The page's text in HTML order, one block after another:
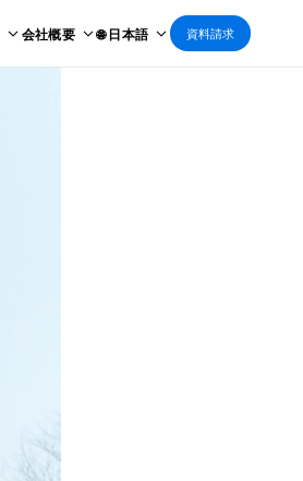
会社概要 🌐 日本語 資料請求